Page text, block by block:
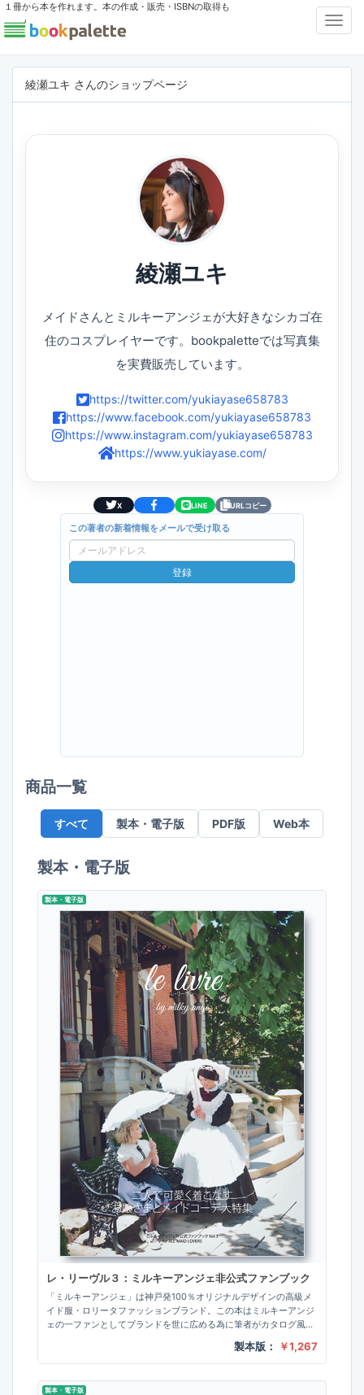
１冊から本を作れます。本の作成・販売・ISBNの取得も
綾瀬ユキ さんのショップページ
綾瀬ユキ
メイドさんとミルキーアンジェが大好きなシカゴ在
住のコスプレイヤーです。bookpaletteでは写真集
を実費販売しています。
https://twitter.com/yukiayase658783
https://www.facebook.com/yukiayase658783
https://www.instagram.com/yukiayase658783
https://www.yukiayase.com/
X LINE URLコピー
この著者の新着情報をメールで受け取る
ー
ル
登録
商品一覧
すべて 製本・電子版 PDF版 Web本
製本・電子版
製本・電子版
レ・リーヴル３：ミルキーアンジェ非公式ファンブック
「ミルキーアンジェ」は神戸発100％オリジナルデザインの高級メ
イド服・ロリータファッションブランド。この本はミルキーアンジ
ェの一ファンとしてブランドを世に広める為に筆者がカタログ風の
製本版： ￥1,267
製本・電子版